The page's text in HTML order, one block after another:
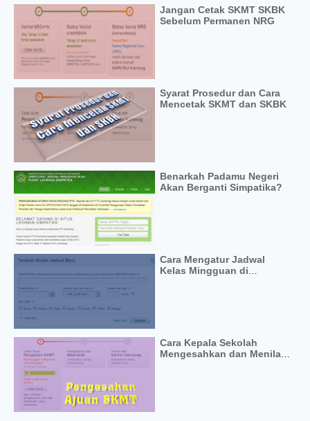
Jangan Cetak SKMT SKBK
Sebelum Permanen NRG
Syarat Prosedur dan Cara
Mencetak SKMT dan SKBK
Benarkah Padamu Negeri
Akan Berganti Simpatika?
Cara Mengatur Jadwal
Kelas Mingguan di
Cara Kepala Sekolah
Mengesahkan dan Menilai